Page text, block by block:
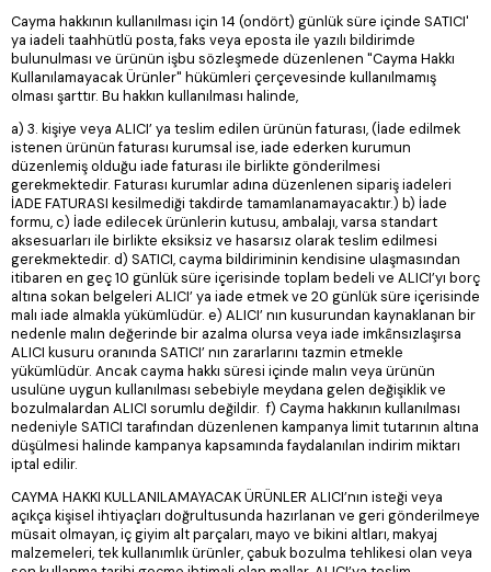
Cayma hakkının kullanılması için 14 (ondört) günlük süre içinde SATICI'
ya iadeli taahhütlü posta, faks veya eposta ile yazılı bildirimde
bulunulması ve ürünün işbu sözleşmede düzenlenen "Cayma Hakkı
Kullanılamayacak Ürünler" hükümleri çerçevesinde kullanılmamış
olması şarttır. Bu hakkın kullanılması halinde,
a) 3. kişiye veya ALICI’ ya teslim edilen ürünün faturası, (İade edilmek
istenen ürünün faturası kurumsal ise, iade ederken kurumun
düzenlemiş olduğu iade faturası ile birlikte gönderilmesi
gerekmektedir. Faturası kurumlar adına düzenlenen sipariş iadeleri
İADE FATURASI kesilmediği takdirde tamamlanamayacaktır.) b) İade
formu, c) İade edilecek ürünlerin kutusu, ambalajı, varsa standart
aksesuarları ile birlikte eksiksiz ve hasarsız olarak teslim edilmesi
gerekmektedir. d) SATICI, cayma bildiriminin kendisine ulaşmasından
itibaren en geç 10 günlük süre içerisinde toplam bedeli ve ALICI’yı borç
altına sokan belgeleri ALICI’ ya iade etmek ve 20 günlük süre içerisinde
malı iade almakla yükümlüdür. e) ALICI’ nın kusurundan kaynaklanan bir
nedenle malın değerinde bir azalma olursa veya iade imkânsızlaşırsa
ALICI kusuru oranında SATICI’ nın zararlarını tazmin etmekle
yükümlüdür. Ancak cayma hakkı süresi içinde malın veya ürünün
usulüne uygun kullanılması sebebiyle meydana gelen değişiklik ve
bozulmalardan ALICI sorumlu değildir. f) Cayma hakkının kullanılması
nedeniyle SATICI tarafından düzenlenen kampanya limit tutarının altına
düşülmesi halinde kampanya kapsamında faydalanılan indirim miktarı
iptal edilir.
CAYMA HAKKI KULLANILAMAYACAK ÜRÜNLER ALICI’nın isteği veya
açıkça kişisel ihtiyaçları doğrultusunda hazırlanan ve geri gönderilmeye
müsait olmayan, iç giyim alt parçaları, mayo ve bikini altları, makyaj
malzemeleri, tek kullanımlık ürünler, çabuk bozulma tehlikesi olan veya